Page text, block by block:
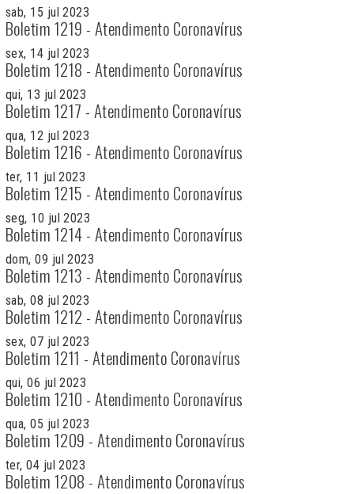
sab, 15 jul 2023
Boletim 1219 - Atendimento Coronavírus
sex, 14 jul 2023
Boletim 1218 - Atendimento Coronavírus
qui, 13 jul 2023
Boletim 1217 - Atendimento Coronavírus
qua, 12 jul 2023
Boletim 1216 - Atendimento Coronavírus
ter, 11 jul 2023
Boletim 1215 - Atendimento Coronavírus
seg, 10 jul 2023
Boletim 1214 - Atendimento Coronavírus
dom, 09 jul 2023
Boletim 1213 - Atendimento Coronavírus
sab, 08 jul 2023
Boletim 1212 - Atendimento Coronavírus
sex, 07 jul 2023
Boletim 1211 - Atendimento Coronavírus
qui, 06 jul 2023
Boletim 1210 - Atendimento Coronavírus
qua, 05 jul 2023
Boletim 1209 - Atendimento Coronavírus
ter, 04 jul 2023
Boletim 1208 - Atendimento Coronavírus